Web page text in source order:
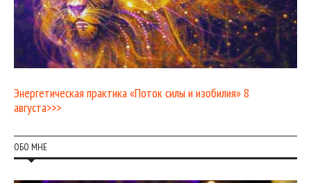
Энергетическая практика «Поток силы и изобилия» 8
августа>>>
ОБО МНЕ